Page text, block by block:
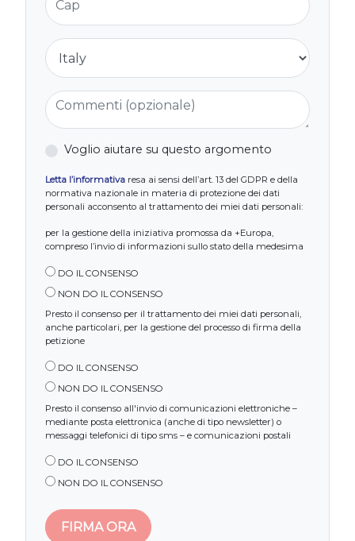
Nazione
Commenti (opzionale)
Voglio aiutare su questo argomento
Letta l’informativa resa ai sensi dell’art. 13 del GDPR e della
normativa nazionale in materia di protezione dei dati
personali acconsento al trattamento dei miei dati personali:
per la gestione della iniziativa promossa da +Europa,
compreso l’invio di informazioni sullo stato della medesima
DO IL CONSENSO
NON DO IL CONSENSO
Presto il consenso per il trattamento dei miei dati personali,
anche particolari, per la gestione del processo di firma della
petizione
DO IL CONSENSO
NON DO IL CONSENSO
Presto il consenso all'invio di comunicazioni elettroniche –
mediante posta elettronica (anche di tipo newsletter) o
messaggi telefonici di tipo sms – e comunicazioni postali
DO IL CONSENSO
NON DO IL CONSENSO